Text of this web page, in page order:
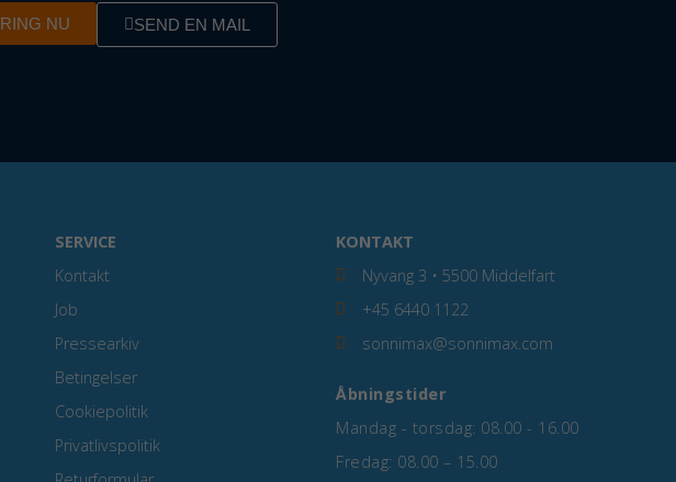
RING NU SEND EN MAIL
SERVICE
Kontakt
Job
Pressearkiv
Betingelser
Cookiepolitik
Privatlivspolitik
KONTAKT
Nyvang 3 • 5500 Middelfart
+45 6440 1122
sonnimax@sonnimax.com
Åbningstider
Mandag - torsdag: 08.00 - 16.00
Fredag: 08.00 – 15.00